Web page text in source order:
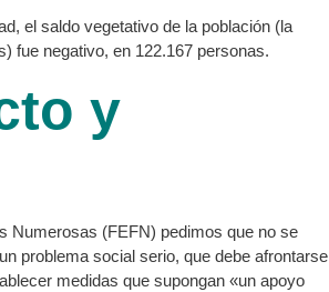
el saldo vegetativo de la población (la
fue negativo, en 122.167 personas.
y
Numerosas (FEFN) pedimos que no se
problema social serio, que debe afrontarse
medidas que supongan «un apoyo